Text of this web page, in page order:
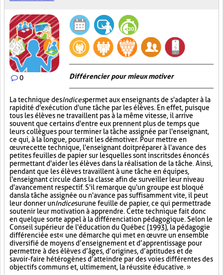
0 Différencier pour mieux motiver
La technique desIndicespermet aux enseignants de s'adapter à la
rapidité d'exécution d'une tâche par les élèves. En effet, puisque
tous les élèves ne travaillent pas à la même vitesse, il arrive
souvent que certains d'entre eux prennent plus de temps que
leurs collègues pour terminer la tâche assignée par l'enseignant,
ce qui, à la longue, pourrait les démotiver. Pour mettre en
œuvre cette technique, l'enseignant doit préparer à l'avance des
petites feuilles de papier sur lesquelles sont inscrits des énoncés
permettant d'aider les élèves dans la réalisation de la tâche. Ainsi,
pendant que les élèves travaillent à une tâche en équipes,
l'enseignant circule dans la classe afin de surveiller leur niveau
d'avancement respectif. S'il remarque qu'un groupe est bloqué
dans la tâche assignée ou n'avance pas suffisamment vite, il peut
leur donner unIndicesurune feuille de papier, ce qui permettra de
soutenir leur motivation à apprendre. Cette technique fait donc
en quelque sorte appel à la différenciation pédagogique. Selon le
Conseil supérieur de l'éducation du Québec (1993), la pédagogie
différenciée est « une démarche qui met en œuvre un ensemble
diversifié de moyens d’enseignement et d’apprentissage pour
permettre à des élèves d’âges, d’origines, d’aptitudes et de
savoir-faire hétérogènes d’atteindre par des voies différentes des
objectifs communs et, ultimement, la réussite éducative. »